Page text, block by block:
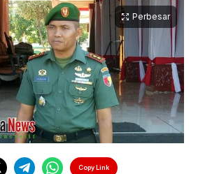
Perbesar
Copy Link